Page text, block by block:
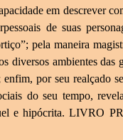
em descrever
de suas
pela maneira
diversos ambientes das
por seu realçado
do seu tempo,
e hipócrita. LIVRO